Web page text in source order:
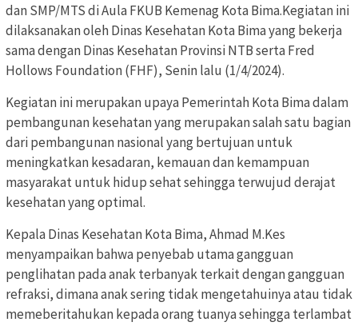
dan SMP/MTS di Aula FKUB Kemenag Kota Bima.Kegiatan ini
dilaksanakan oleh Dinas Kesehatan Kota Bima yang bekerja
sama dengan Dinas Kesehatan Provinsi NTB serta Fred
Hollows Foundation (FHF), Senin lalu (1/4/2024).
Kegiatan ini merupakan upaya Pemerintah Kota Bima dalam
pembangunan kesehatan yang merupakan salah satu bagian
dari pembangunan nasional yang bertujuan untuk
meningkatkan kesadaran, kemauan dan kemampuan
masyarakat untuk hidup sehat sehingga terwujud derajat
kesehatan yang optimal.
Kepala Dinas Kesehatan Kota Bima, Ahmad M.Kes
menyampaikan bahwa penyebab utama gangguan
penglihatan pada anak terbanyak terkait dengan gangguan
refraksi, dimana anak sering tidak mengetahuinya atau tidak
memeberitahukan kepada orang tuanya sehingga terlambat